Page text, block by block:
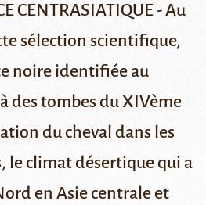
CENTRASIATIQUE - Au
sélection scientifique,
noire identifiée au
des tombes du XIVème
du cheval dans les
le climat désertique qui a
en Asie centrale et